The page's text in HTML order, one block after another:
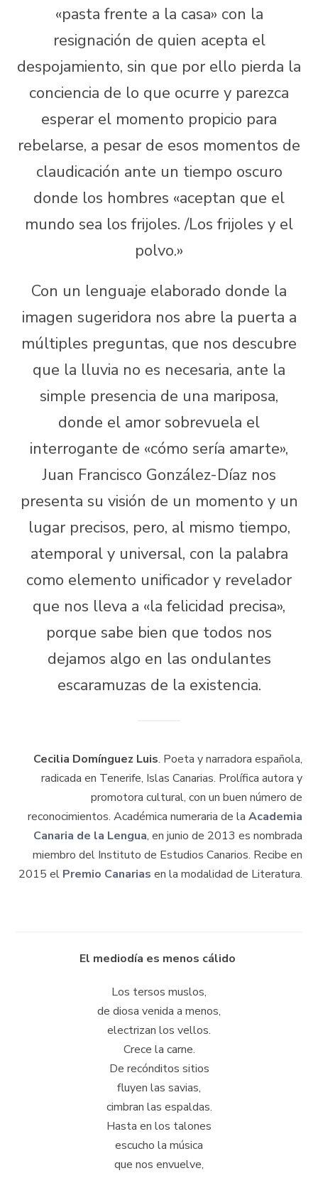
«pasta frente a la casa» con la
resignación de quien acepta el
despojamiento, sin que por ello pierda la
conciencia de lo que ocurre y parezca
esperar el momento propicio para
rebelarse, a pesar de esos momentos de
claudicación ante un tiempo oscuro
donde los hombres «aceptan que el
mundo sea los frijoles. /Los frijoles y el
polvo.»
Con un lenguaje elaborado donde la
imagen sugeridora nos abre la puerta a
múltiples preguntas, que nos descubre
que la lluvia no es necesaria, ante la
simple presencia de una mariposa,
donde el amor sobrevuela el
interrogante de «cómo sería amarte»,
Juan Francisco González-Díaz nos
presenta su visión de un momento y un
lugar precisos, pero, al mismo tiempo,
atemporal y universal, con la palabra
como elemento unificador y revelador
que nos lleva a «la felicidad precisa»,
porque sabe bien que todos nos
dejamos algo en las ondulantes
escaramuzas de la existencia.
Cecilia Domínguez Luis. Poeta y narradora española,
radicada en Tenerife, Islas Canarias. Prolífica autora y
promotora cultural, con un buen número de
reconocimientos. Académica numeraria de la Academia
Canaria de la Lengua, en junio de 2013 es nombrada
miembro del Instituto de Estudios Canarios. Recibe en
2015 el Premio Canarias en la modalidad de Literatura.
El mediodía es menos cálido
Los tersos muslos,
de diosa venida a menos,
electrizan los vellos.
Crece la carne.
De recónditos sitios
fluyen las savias,
cimbran las espaldas.
Hasta en los talones
escucho la música
que nos envuelve,